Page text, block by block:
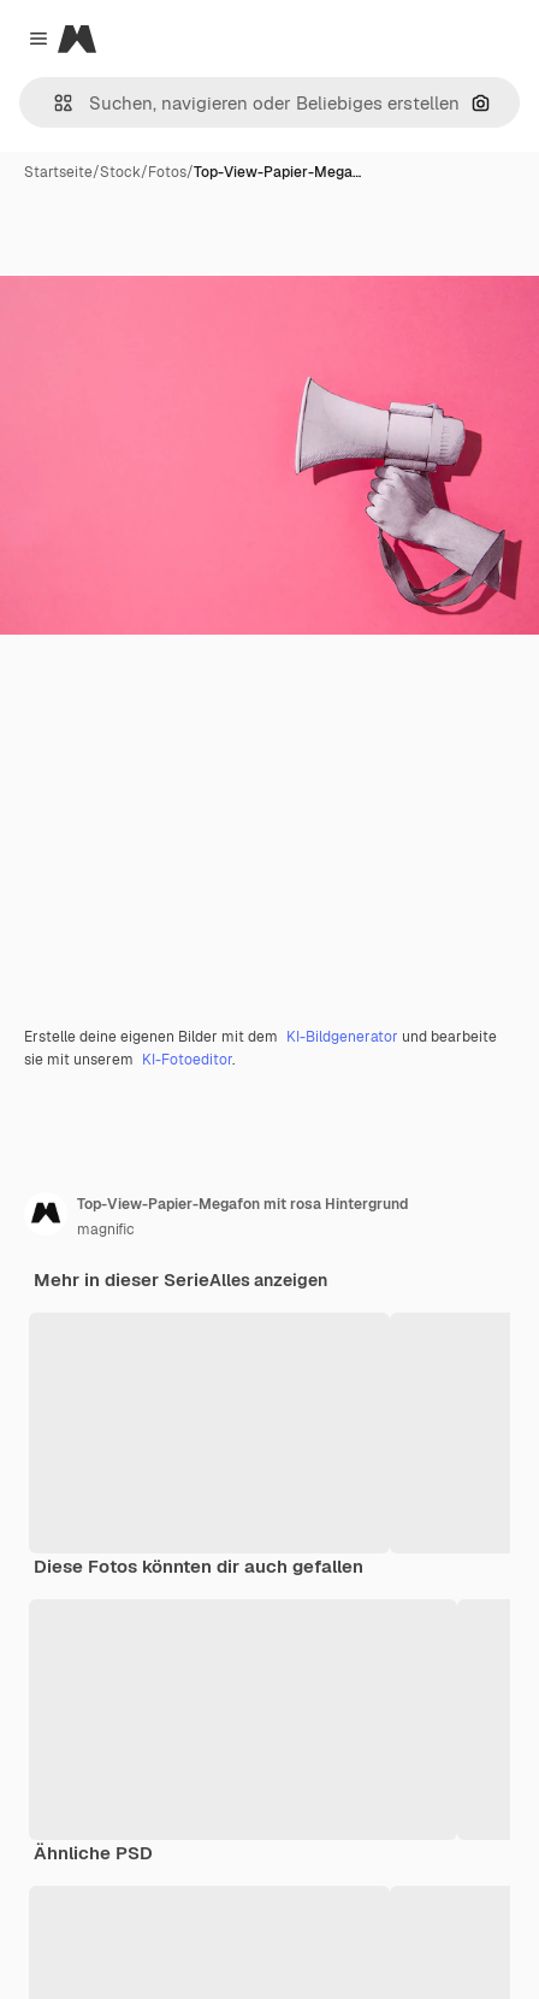
Close menu
Magnific
Nach
Startseite/Stock/Fotos/Top-View-Papier-Mega…
Erstelle deine eigenen Bilder mit dem KI-Bildgenerator und bearbeite
sie mit unserem KI-Fotoeditor.
Top-View-Papier-Megafon mit rosa Hintergrund
magnific
Mehr in dieser SerieAlles anzeigen
Diese Fotos könnten dir auch gefallen
Ähnliche PSD